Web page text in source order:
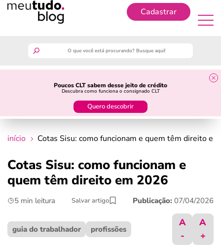
Cadastrar
Poucos CLT sabem desse jeito de crédito
Descubra como funciona o consignado CLT
Quero descobrir
guia do trabalhador
crédito fácil
últimas notícias
ferramentas
início Cotas Sisu: como funcionam e quem têm direito
Cotas Sisu: como funcionam e
quem têm direito em 2026
5 min leitura Salvar artigo Publicação: 07/04/2026
guia do trabalhador profissões
A
-
A
+